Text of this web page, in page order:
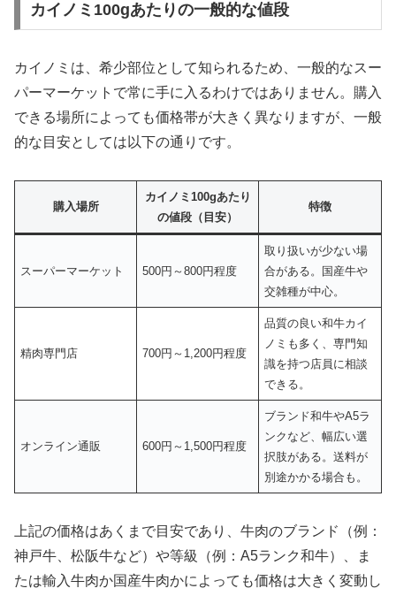
カイノミ100gあたりの一般的な値段
カイノミは、希少部位として知られるため、一般的なスー
パーマーケットで常に手に入るわけではありません。購入
できる場所によっても価格帯が大きく異なりますが、一般
的な目安としては以下の通りです。
購入場所
カイノミ100gあたり
の値段（目安）
特徴
スーパーマーケット 500円～800円程度
取り扱いが少ない場
合がある。国産牛や
交雑種が中心。
精肉専門店 700円～1,200円程度
品質の良い和牛カイ
ノミも多く、専門知
識を持つ店員に相談
できる。
オンライン通販 600円～1,500円程度
ブランド和牛やA5ラ
ンクなど、幅広い選
択肢がある。送料が
別途かかる場合も。
上記の価格はあくまで目安であり、牛肉のブランド（例：
神戸牛、松阪牛など）や等級（例：A5ランク和牛）、ま
たは輸入牛肉か国産牛肉かによっても価格は大きく変動し